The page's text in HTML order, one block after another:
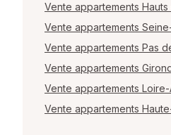
Vente appartements
Vente appartements
Vente appartements Pas
Vente appartements
Vente appartements
Vente appartements